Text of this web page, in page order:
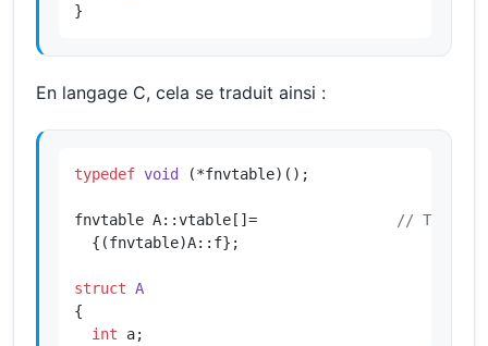
}
En langage C, cela se traduit ainsi :
typedef void (*fnvtable) () ;
fnvtable A::vtable[]=
// Table
  {(fnvtable)A::f};
struct A
{
int a;